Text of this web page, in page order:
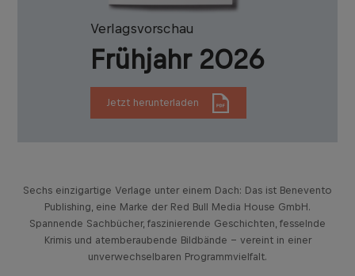
Verlagsvorschau
Frühjahr 2026
Jetzt herunterladen
Sechs einzigartige Verlage unter einem Dach: Das ist Benevento
Publishing, eine Marke der Red Bull Media House GmbH.
Spannende Sachbücher, faszinierende Geschichten, fesselnde
Krimis und atemberaubende Bildbände – vereint in einer
unverwechselbaren Programmvielfalt.